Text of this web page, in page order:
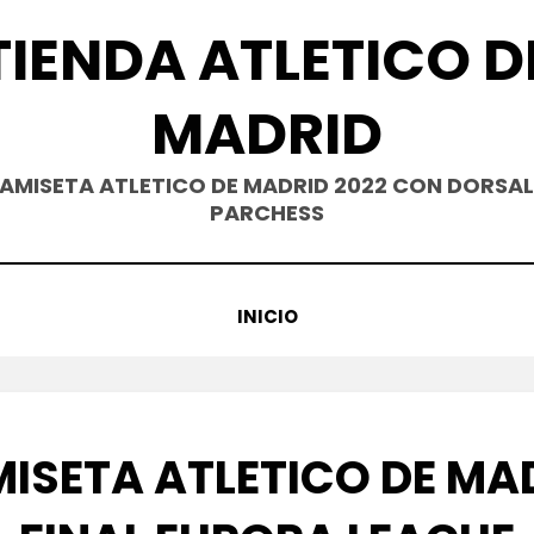
ATLETICO
MADRID
ATLETICO DE MADRID 2022 CON
PARCHESS
INICIO
ATLETICO DE